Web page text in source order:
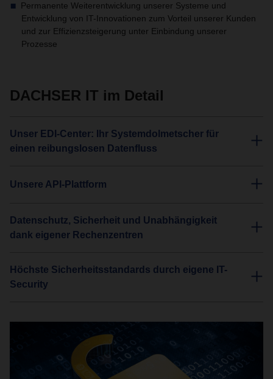
Permanente Weiterentwicklung unserer Systeme und
Entwicklung von IT-Innovationen zum Vorteil unserer Kunden
und zur Effizienzsteigerung unter Einbindung unserer
Prozesse
DACHSER IT im Detail
Unser EDI-Center: Ihr Systemdolmetscher für
einen reibungslosen Datenfluss
Unsere API-Plattform
Datenschutz, Sicherheit und Unabhängigkeit
dank eigener Rechenzentren
Höchste Sicherheitsstandards durch eigene IT-
Security